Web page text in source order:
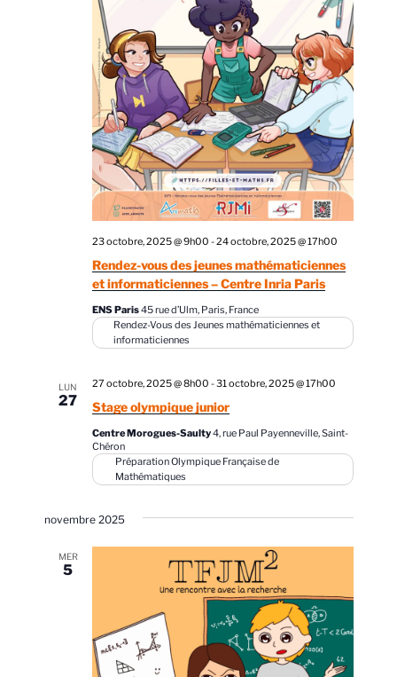
è
n
e
m
e
n
t
s
Rendez-vous des jeunes mathématiciennes
et informaticiennes – Centre Inria Paris
23 octobre, 2025 @ 9h00 -24 octobre, 2025 @ 17h00
ENS Paris45 rue d’Ulm, Paris, France
Rendez-Vous des Jeunes mathématiciennes et
informaticiennes
LUN
27 Stage olympique junior
27 octobre, 2025 @ 8h00 -31 octobre, 2025 @ 17h00
Centre Morogues-Saulty4, rue Paul Payenneville, Saint-
Chéron
Préparation Olympique Française de
Mathématiques
novembre 2025
MER
5